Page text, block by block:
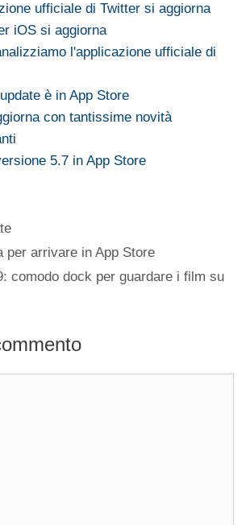
ufficiale di Twitter si aggiorna
iOS si aggiorna
l'applicazione ufficiale di
è in App Store
con tantissime novità
5.7 in App Store
per arrivare in App Store
comodo dock per guardare i film su